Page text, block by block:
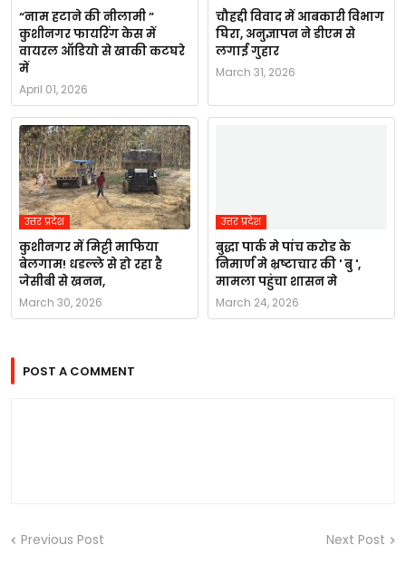
“नाम हटाने की नीलामी ”
कुशीनगर फायरिंग केस में
वायरल ऑडियो से खाकी कटघरे
में
April 01, 2026
चौहद्दी विवाद में आबकारी विभाग
घिरा, अनुज्ञापन ने डीएम से
लगाई गुहार
March 31, 2026
उत्तर प्रदेश
कुशीनगर में मिट्टी माफिया
बेलगाम! धडल्ले से हो रहा है
जेसीबी से खनन,
March 30, 2026
उत्तर प्रदेश
बुद्धा पार्क मे पांच करोड के
निमार्ण मे भ्रष्टाचार की ' बु ',
मामला पहुंचा शासन मे
March 24, 2026
POST A COMMENT
Previous Post Next Post